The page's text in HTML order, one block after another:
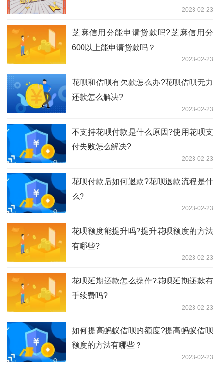
2023-02-23
​芝麻信用分能申请贷款吗?芝麻信用分
600以上能申请贷款吗？
2023-02-23
​花呗和借呗有欠款怎么办?花呗借呗无力
还款怎么解决?
2023-02-23
不支持花呗付款是什么原因?使用花呗支
付失败怎么解决?
2023-02-23
花呗付款后如何退款?花呗退款流程是什
么?
2023-02-23
花呗额度能提升吗?提升花呗额度的方法
有哪些?
2023-02-23
花呗延期还款怎么操作?花呗延期还款有
手续费吗?
2023-02-23
如何​提高蚂蚁借呗的额度?提高蚂蚁借呗
额度的方法有哪些？
2023-02-23